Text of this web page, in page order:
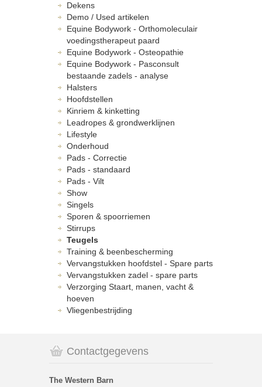
Dekens
Demo / Used artikelen
Equine Bodywork - Orthomoleculair
voedingstherapeut paard
Equine Bodywork - Osteopathie
Equine Bodywork - Pasconsult
bestaande zadels - analyse
Halsters
Hoofdstellen
Kinriem & kinketting
Leadropes & grondwerklijnen
Lifestyle
Onderhoud
Pads - Correctie
Pads - standaard
Pads - Vilt
Show
Singels
Sporen & spoorriemen
Stirrups
Teugels
Training & beenbescherming
Vervangstukken hoofdstel - Spare parts
Vervangstukken zadel - spare parts
Verzorging Staart, manen, vacht &
hoeven
Vliegenbestrijding
Contactgegevens
The Western Barn